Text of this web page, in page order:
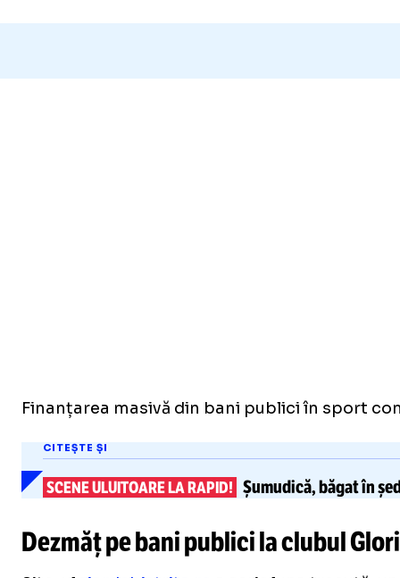
Finanțarea masivă din bani publici în sport
CITEȘTE ȘI
SCENE ULUITOARE LA RAPID! Șumudică, băgat în
Dezmăț pe bani publici la clubul